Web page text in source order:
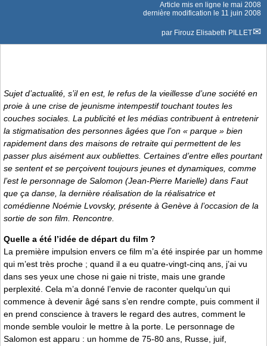
Article mis en ligne le mai 2008
dernière modification le 11 juin 2008
par Firouz Elisabeth PILLET
Sujet d’actualité, s’il en est, le refus de la vieillesse d’une société en
proie à une crise de jeunisme intempestif touchant toutes les
couches sociales. La publicité et les médias contribuent à entretenir
la stigmatisation des personnes âgées que l’on « parque » bien
rapidement dans des maisons de retraite qui permettent de les
passer plus aisément aux oubliettes. Certaines d’entre elles pourtant
se sentent et se perçoivent toujours jeunes et dynamiques, comme
l’est le personnage de Salomon (Jean-Pierre Marielle) dans Faut
que ça danse , la dernière réalisation de la réalisatrice et
comédienne Noémie Lvovsky, présente à Genève à l’occasion de la
sortie de son film. Rencontre.
Quelle a été l’idée de départ du film ?
La première impulsion envers ce film m’a été inspirée par un homme
qui m’est très proche ; quand il a eu quatre-vingt-cinq ans, j’ai vu
dans ses yeux une chose ni gaie ni triste, mais une grande
perplexité. Cela m’a donné l’envie de raconter quelqu’un qui
commence à devenir âgé sans s’en rendre compte, puis comment il
en prend conscience à travers le regard des autres, comment le
monde semble vouloir le mettre à la porte. Le personnage de
Salomon est apparu : un homme de 75-80 ans, Russe, juif,